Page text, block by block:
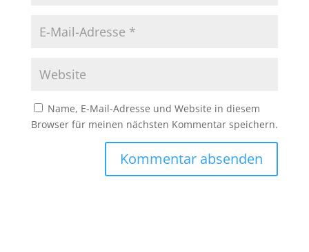
Name, E-Mail-Adresse und Website in diesem
Browser für meinen nächsten Kommentar speichern.